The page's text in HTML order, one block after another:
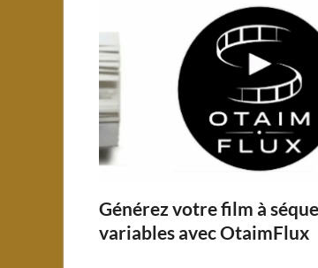
Générez votre film à
variables avec OtaimFlux